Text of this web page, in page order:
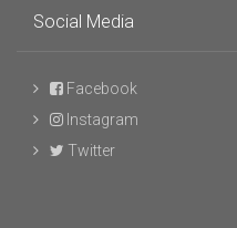
Social Media
Facebook
Instagram
Twitter